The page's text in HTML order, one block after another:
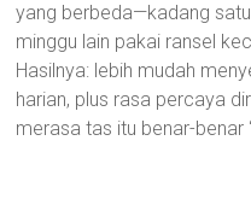
yang berbeda—kadang
minggu lain pakai ransel
Hasilnya: lebih mudah
harian, plus rasa percaya
merasa tas itu benar-benar